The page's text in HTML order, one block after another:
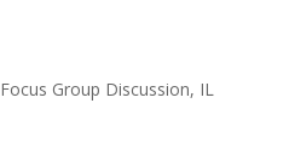
Focus Group Discussion, IL